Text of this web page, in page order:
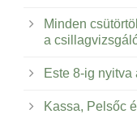
Minden
a
Este 8-ig nyitva
Kassa, Pelsőc